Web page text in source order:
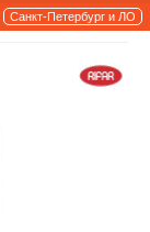
Санкт-Петербург и ЛО